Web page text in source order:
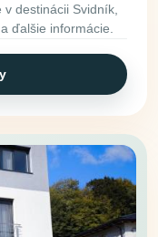
destinácii Svidník,
ďalšie informácie.